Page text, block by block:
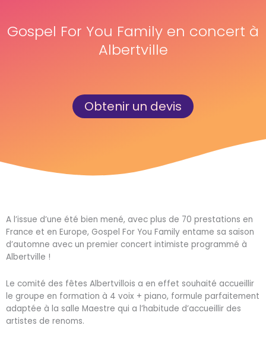
Gospel For You Family en concert à
Albertville
Obtenir un devis
A l’issue d’une été bien mené, avec plus de 70 prestations en
France et en Europe, Gospel For You Family entame sa saison
d’automne avec un premier concert intimiste programmé à
Albertville !
Le comité des fêtes Albertvillois a en effet souhaité accueillir
le groupe en formation à 4 voix + piano, formule parfaitement
adaptée à la salle Maestre qui a l’habitude d’accueillir des
artistes de renoms.